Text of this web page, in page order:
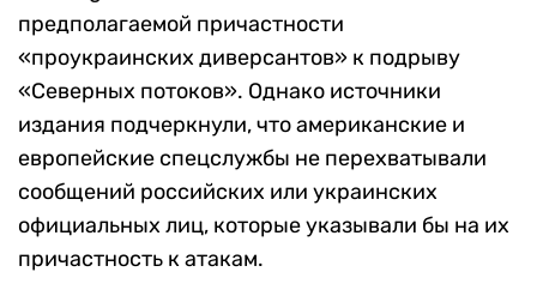
предполагаемой причастности
«проукраинских диверсантов» к подрыву
«Северных потоков». Однако источники
издания подчеркнули, что американские и
европейские спецслужбы не перехватывали
сообщений российских или украинских
официальных лиц, которыеуказывали бы на их
причастность к атакам.